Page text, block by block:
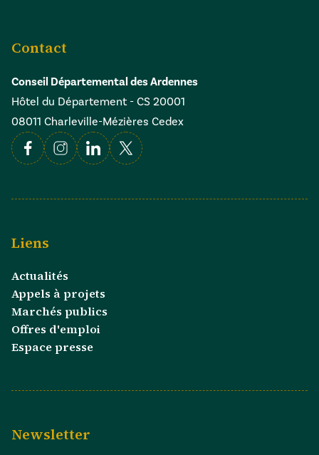
Contact
Conseil Départemental des Ardennes
Hôtel du Département - CS 20001
08011 Charleville-Mézières Cedex
FacebookInstagramLinkedin
X
Liens
Actualités
Appels à projets
Marchés publics
Offres d'emploi
Espace presse
Newsletter